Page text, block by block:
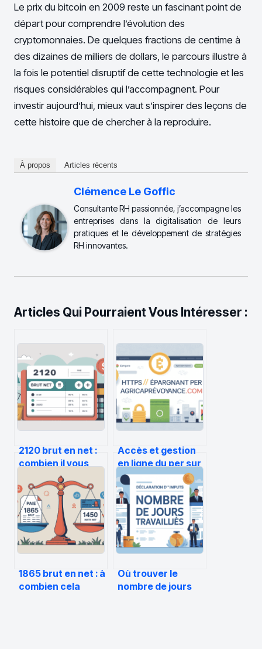
Le prix du bitcoin en 2009 reste un fascinant point de
départ pour comprendre l’évolution des
cryptomonnaies. De quelques fractions de centime à
des dizaines de milliers de dollars, le parcours illustre à
la fois le potentiel disruptif de cette technologie et les
risques considérables qui l’accompagnent. Pour
investir aujourd’hui, mieux vaut s’inspirer des leçons de
cette histoire que de chercher à la reproduire.
À propos Articles récents
Clémence Le Goffic
Consultante RH passionnée, j’accompagne les
entreprises dans la digitalisation de leurs
pratiques et le développement de stratégies
RH innovantes.
Articles Qui Pourraient Vous Intéresser :
2120 brut en net :
combien il vous
reste réellement
chaque mois
Accès et gestion
en ligne du per sur
epargnant per
agricaprevoyance
com
1865 brut en net : à
combien cela
Où trouver le
nombre de jours